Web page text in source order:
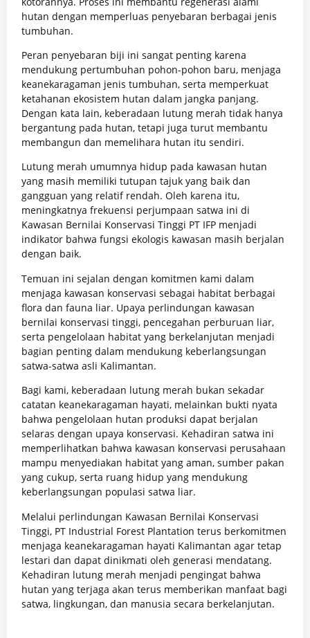
hutan dengan memperluas penyebaran berbagai jenis
tumbuhan.
Peran penyebaran biji ini sangat penting karena
mendukung pertumbuhan pohon-pohon baru, menjaga
keanekaragaman jenis tumbuhan, serta memperkuat
ketahanan ekosistem hutan dalam jangka panjang.
Dengan kata lain, keberadaan lutung merah tidak hanya
bergantung pada hutan, tetapi juga turut membantu
membangun dan memelihara hutan itu sendiri.
Lutung merah umumnya hidup pada kawasan hutan
yang masih memiliki tutupan tajuk yang baik dan
gangguan yang relatif rendah. Oleh karena itu,
meningkatnya frekuensi perjumpaan satwa ini di
Kawasan Bernilai Konservasi Tinggi PT IFP menjadi
indikator bahwa fungsi ekologis kawasan masih berjalan
dengan baik.
Temuan ini sejalan dengan komitmen kami dalam
menjaga kawasan konservasi sebagai habitat berbagai
flora dan fauna liar. Upaya perlindungan kawasan
bernilai konservasi tinggi, pencegahan perburuan liar,
serta pengelolaan habitat yang berkelanjutan menjadi
bagian penting dalam mendukung keberlangsungan
satwa-satwa asli Kalimantan.
Bagi kami, keberadaan lutung merah bukan sekadar
catatan keanekaragaman hayati, melainkan bukti nyata
bahwa pengelolaan hutan produksi dapat berjalan
selaras dengan upaya konservasi. Kehadiran satwa ini
memperlihatkan bahwa kawasan konservasi perusahaan
mampu menyediakan habitat yang aman, sumber pakan
yang cukup, serta ruang hidup yang mendukung
keberlangsungan populasi satwa liar.
Melalui perlindungan Kawasan Bernilai Konservasi
Tinggi, PT Industrial Forest Plantation terus berkomitmen
menjaga keanekaragaman hayati Kalimantan agar tetap
lestari dan dapat dinikmati oleh generasi mendatang.
Kehadiran lutung merah menjadi pengingat bahwa
hutan yang terjaga akan terus memberikan manfaat bagi
satwa, lingkungan, dan manusia secara berkelanjutan.